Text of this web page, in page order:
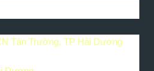
Tân Trường, TP Hải Dương